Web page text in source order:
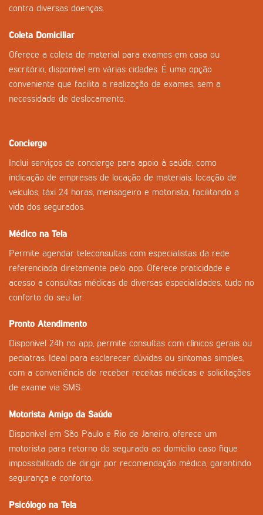
contra diversas doenças.
Coleta Domiciliar
Oferece a coleta de material para exames em casa ou
escritório, disponível em várias cidades. É uma opção
conveniente que facilita a realização de exames, sem a
necessidade de deslocamento.
Concierge
Inclui serviços de concierge para apoio à saúde, como
indicação de empresas de locação de materiais, locação de
veículos, táxi 24 horas, mensageiro e motorista, facilitando a
vida dos segurados.
Médico na Tela
Permite agendar teleconsultas com especialistas da rede
referenciada diretamente pelo app. Oferece praticidade e
acesso a consultas médicas de diversas especialidades, tudo no
conforto do seu lar.
Pronto Atendimento
Disponível 24h no app, permite consultas com clínicos gerais ou
pediatras. Ideal para esclarecer dúvidas ou sintomas simples,
com a conveniência de receber receitas médicas e solicitações
de exame via SMS.
Motorista Amigo da Saúde
Disponível em São Paulo e Rio de Janeiro, oferece um
motorista para retorno do segurado ao domicílio caso fique
impossibilitado de dirigir por recomendação médica, garantindo
segurança e conforto.
Psicólogo na Tela